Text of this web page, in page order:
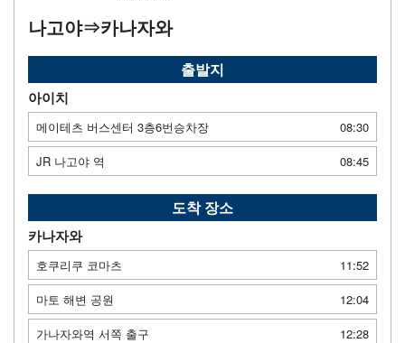
나고야⇒카나자와
출발지
아이치
메이테츠 버스센터 3층6번승차장
08:30
JR 나고야 역
08:45
도착 장소
카나자와
호쿠리쿠 코마츠
11:52
마토 해변 공원
12:04
가나자와역 서쪽 출구
12:28